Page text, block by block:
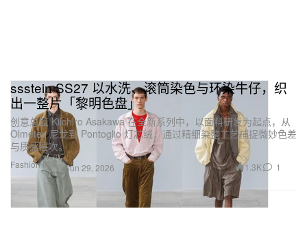
Fashion 时装
ssstein SS27 以水洗、滚筒染色与环染牛仔，织
出一整片「黎明色盘」
创意总监 Kiichiro Asakawa 在全新系列中，以面料研发为起点，从
Olmetex 尼龙到 Pontoglio 灯芯绒，通过精细染整工艺捕捉微妙色差
与质感层次。
Jun 29, 2026 1.3K 1